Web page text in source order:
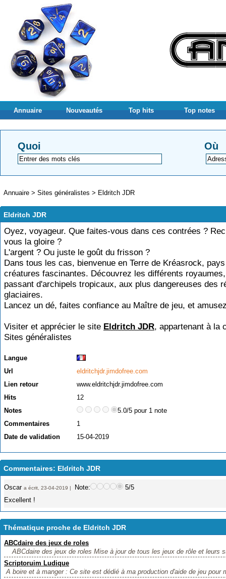
Annuaire Nouveautés Top hits Top notes
Quoi Où
Annuaire > Sites généralistes > Eldritch JDR
Eldritch JDR
Oyez, voyageur. Que faites-vous dans ces contrées ?
vous la gloire ?
L'argent ? Ou juste le goût du frisson ?
Dans tous les cas, bienvenue en Terre de Kréasrock,
créatures fascinantes. Découvrez les différents
passant d'archipels tropicaux, aux plus dangereuses des
glaciaires.
Lancez un dé, faites confiance au Maître de jeu, et
Visiter et apprécier le site Eldritch JDR, appartenant à la
Sites généralistes
Langue
Url
eldritchjdr.jimdofree.com
Lien retour
www.eldritchjdr.jimdofree.com
Hits
12
Notes
5.0/5 pour 1 note
Commentaires
1
Date de validation
15-04-2019
Commentaires: Eldritch JDR
Oscar a écrit, 23-04-2019 | Note:
5/5
Excellent !
Thématique proche de Eldritch JDR
ABCdaire des jeux de roles
ABCdaire des jeux de roles Mise à jour de tous les jeux de rôle et leurs
Scriptoruim Ludique
A boire et à manger : Ce site est dédié à ma production d'aide de jeu pour